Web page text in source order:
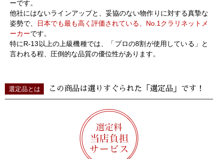
ーです。
他社にはないラインアップと、妥協のない物作りに対する真摯な
姿勢で、
日本でも最も高く評価されている、No.1クラリネットメ
ーカーです。
特にR-13以上の上級機種では、「プロの8割が使用している」と
言われる程、圧倒的な品質の優位性があります。
選定品とは この商品は選りすぐられた「選定品」です！